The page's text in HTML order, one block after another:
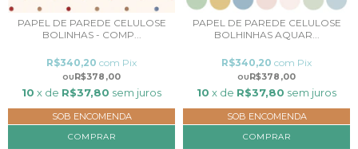
PAPEL DE PAREDE CELULOSE
BOLINHAS - COMP...
R$378,00
R$340,20 com Pix
10 x de R$37,80 sem juros
SOB ENCOMENDA
COMPRAR
PAPEL DE PAREDE CELULOSE
BOLHINHAS AQUAR...
R$378,00
R$340,20 com Pix
10 x de R$37,80 sem juros
SOB ENCOMENDA
COMPRAR